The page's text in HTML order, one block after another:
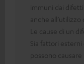
immuni dai
anche
Le cause di un
Sia fattori
possono